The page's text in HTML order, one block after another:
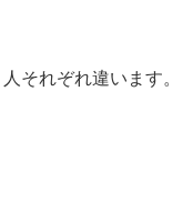
それぞれ違います。